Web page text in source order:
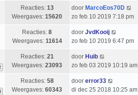
Reacties: 13
Weergaves:15620
door MarcoEos70D
zo feb 10 2019 7:18 pm
Reacties:8
Weergaves: 11614
door JvdKooij
zo feb 10 2019 6:47 pm
Reacties: 21
Weergaves:23093
door Huib
zo feb 03 2019 10:19 am
Reacties: 58
Weergaves:60343
door error33
di dec 25 2018 10:25 am